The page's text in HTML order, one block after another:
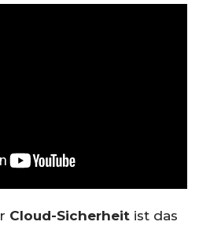
Cloud-Sicherheit ist das